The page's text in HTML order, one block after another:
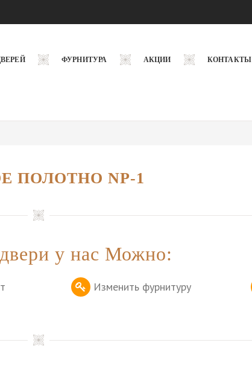
ФУРНИТУРА АКЦИИ КОНТАКТЫ
ПОЛОТНО NP-1
у нас Можно:
Изменить фурнитуру